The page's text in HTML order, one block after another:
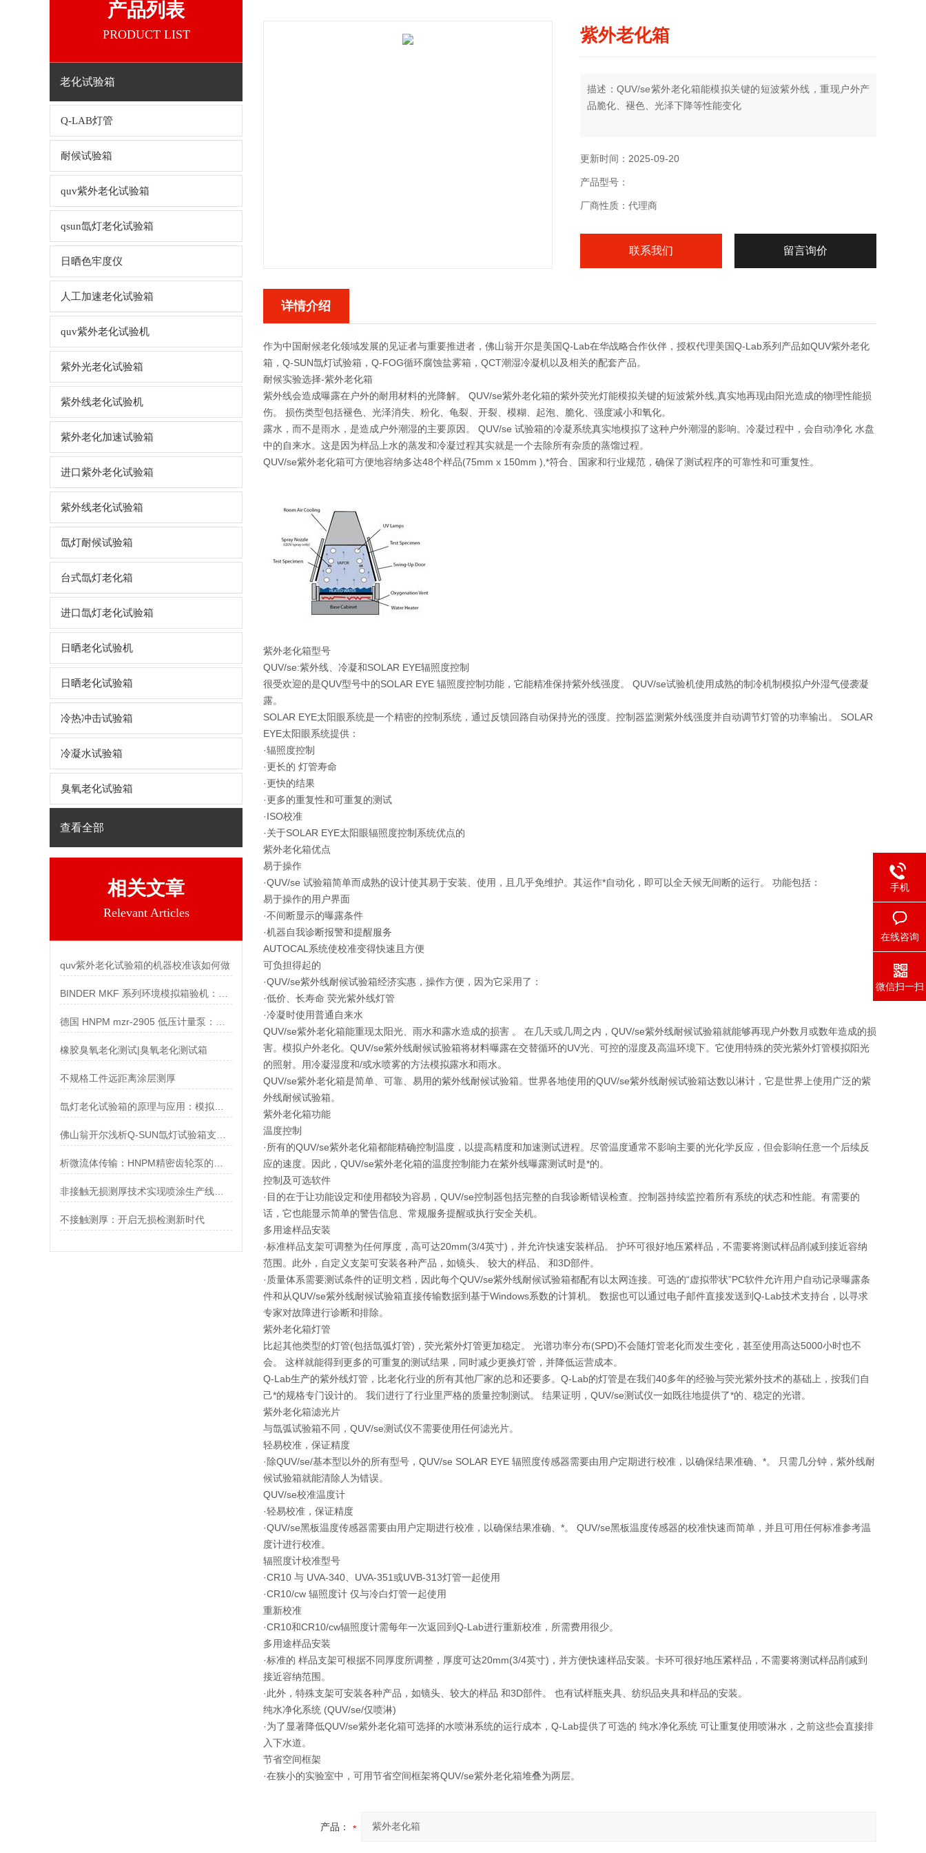
产品列表
PRODUCT LIST
老化试验箱
Q-LAB灯管
耐候试验箱
quv紫外老化试验箱
qsun氙灯老化试验箱
日晒色牢度仪
人工加速老化试验箱
quv紫外老化试验机
紫外光老化试验箱
紫外线老化试验机
紫外老化加速试验箱
进口紫外老化试验箱
紫外线老化试验箱
氙灯耐候试验箱
台式氙灯老化箱
进口氙灯老化试验箱
日晒老化试验机
日晒老化试验箱
冷热冲击试验箱
冷凝水试验箱
臭氧老化试验箱
查看全部
相关文章
Relevant Articles
quv紫外老化试验箱的机器校准该如何做
橡胶臭氧老化测试|臭氧老化测试箱
不规格工件远距离涂层测厚
非接触无损测厚技术实现喷涂生产线防呆
不接触测厚：开启无损检测新时代
紫外老化箱
描述：QUV/se紫外老化箱能模拟关键的短波紫外线，重现户外产
品脆化、褪色、光泽下降等性能变化
更新时间：2025-09-20
产品型号：
厂商性质：代理商
联系我们 留言询价
详情介绍
作为中国耐候老化领域发展的见证者与重要推进者，佛山翁开尔是美国Q-Lab在华战略合作伙伴，授权代理美国Q-Lab系列产品如QUV紫外老化
箱，Q-SUN氙灯试验箱，Q-FOG循环腐蚀盐雾箱，QCT潮湿冷凝机以及相关的配套产品。
耐候实验选择-紫外老化箱
紫外线会造成曝露在户外的耐用材料的光降解。 QUV/se紫外老化箱的紫外荧光灯能模拟关键的短波紫外线,真实地再现由阳光造成的物理性能损
伤。 损伤类型包括褪色、光泽消失、粉化、龟裂、开裂、模糊、起泡、脆化、强度减小和氧化。
露水，而不是雨水，是造成户外潮湿的主要原因。 QUV/se 试验箱的冷凝系统真实地模拟了这种户外潮湿的影响。冷凝过程中，会自动净化 水盘
中的自来水。这是因为样品上水的蒸发和冷凝过程其实就是一个去除所有杂质的蒸馏过程。
QUV/se紫外老化箱可方便地容纳多达48个样品(75mm x 150mm ),*符合、国家和行业规范，确保了测试程序的可靠性和可重复性。
紫外老化箱型号
QUV/se:紫外线、冷凝和SOLAR EYE辐照度控制
很受欢迎的是QUV型号中的SOLAR EYE 辐照度控制功能，它能精准保持紫外线强度。 QUV/se试验机使用成熟的制冷机制模拟户外湿气侵袭凝
露。
SOLAR EYE太阳眼系统是一个精密的控制系统，通过反馈回路自动保持光的强度。控制器监测紫外线强度并自动调节灯管的功率输出。 SOLAR
EYE太阳眼系统提供：
·辐照度控制
·更长的 灯管寿命
·更快的结果
·更多的重复性和可重复的测试
·ISO校准
·关于SOLAR EYE太阳眼辐照度控制系统优点的
紫外老化箱优点
易于操作
·QUV/se 试验箱简单而成熟的设计使其易于安装、使用，且几乎免维护。其运作*自动化，即可以全天候无间断的运行。 功能包括：
易于操作的用户界面
·不间断显示的曝露条件
·机器自我诊断报警和提醒服务
AUTOCAL系统使校准变得快速且方便
可负担得起的
·QUV/se紫外线耐候试验箱经济实惠，操作方便，因为它采用了：
·低价、长寿命 荧光紫外线灯管
·冷凝时使用普通自来水
QUV/se紫外老化箱能重现太阳光、雨水和露水造成的损害 。 在几天或几周之内，QUV/se紫外线耐候试验箱就能够再现户外数月或数年造成的损
害。模拟户外老化。QUV/se紫外线耐候试验箱将材料曝露在交替循环的UV光、可控的湿度及高温环境下。它使用特殊的荧光紫外灯管模拟阳光
的照射。用冷凝湿度和/或水喷雾的方法模拟露水和雨水。
QUV/se紫外老化箱是简单、可靠、易用的紫外线耐候试验箱。世界各地使用的QUV/se紫外线耐候试验箱达数以淋计，它是世界上使用广泛的紫
外线耐候试验箱。
紫外老化箱功能
温度控制
·所有的QUV/se紫外老化箱都能精确控制温度，以提高精度和加速测试进程。尽管温度通常不影响主要的光化学反应，但会影响任意一个后续反
应的速度。因此，QUV/se紫外老化箱的温度控制能力在紫外线曝露测试时是*的。
控制及可选软件
·目的在于让功能设定和使用都较为容易，QUV/se控制器包括完整的自我诊断错误检查。控制器持续监控着所有系统的状态和性能。有需要的
话，它也能显示简单的警告信息、常规服务提醒或执行安全关机。
多用途样品安装
·标准样品支架可调整为任何厚度，高可达20mm(3/4英寸)，并允许快速安装样品。 护环可很好地压紧样品，不需要将测试样品削减到接近容纳
范围。此外，自定义支架可安装各种产品，如镜头、 较大的样品、 和3D部件。
·质量体系需要测试条件的证明文档，因此每个QUV/se紫外线耐候试验箱都配有以太网连接。可选的“虚拟带状”PC软件允许用户自动记录曝露条
件和从QUV/se紫外线耐候试验箱直接传输数据到基于Windows系数的计算机。 数据也可以通过电子邮件直接发送到Q-Lab技术支持台，以寻求
专家对故障进行诊断和排除。
紫外老化箱灯管
比起其他类型的灯管(包括氙弧灯管)，荧光紫外灯管更加稳定。 光谱功率分布(SPD)不会随灯管老化而发生变化，甚至使用高达5000小时也不
会。 这样就能得到更多的可重复的测试结果，同时减少更换灯管，并降低运营成本。
Q-Lab生产的紫外线灯管，比老化行业的所有其他厂家的总和还要多。Q-Lab的灯管是在我们40多年的经验与荧光紫外技术的基础上，按我们自
己*的规格专门设计的。 我们进行了行业里严格的质量控制测试。 结果证明，QUV/se测试仪一如既往地提供了*的、稳定的光谱。
紫外老化箱滤光片
与氙弧试验箱不同，QUV/se测试仪不需要使用任何滤光片。
轻易校准，保证精度
·除QUV/se/基本型以外的所有型号，QUV/se SOLAR EYE 辐照度传感器需要由用户定期进行校准，以确保结果准确、*。 只需几分钟，紫外线耐
候试验箱就能清除人为错误。
QUV/se校准温度计
·轻易校准，保证精度
·QUV/se黑板温度传感器需要由用户定期进行校准，以确保结果准确、*。 QUV/se黑板温度传感器的校准快速而简单，并且可用任何标准参考温
度计进行校准。
辐照度计校准型号
·CR10 与 UVA-340、UVA-351或UVB-313灯管一起使用
·CR10/cw 辐照度计 仅与冷白灯管一起使用
重新校准
·CR10和CR10/cw辐照度计需每年一次返回到Q-Lab进行重新校准，所需费用很少。
多用途样品安装
·标准的 样品支架可根据不同厚度所调整，厚度可达20mm(3/4英寸)，并方便快速样品安装。卡环可很好地压紧样品，不需要将测试样品削减到
接近容纳范围。
·此外，特殊支架可安装各种产品，如镜头、较大的样品 和3D部件。 也有试样瓶夹具、纺织品夹具和样品的安装。
纯水净化系统 (QUV/se/仅喷淋)
·为了显著降低QUV/se紫外老化箱可选择的水喷淋系统的运行成本，Q-Lab提供了可选的 纯水净化系统 可让重复使用喷淋水，之前这些会直接排
入下水道。
节省空间框架
·在狭小的实验室中，可用节省空间框架将QUV/se紫外老化箱堆叠为两层。
产品：
手机
在线咨询
微信扫一扫